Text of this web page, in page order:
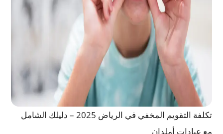
تكلفة التقويم المخفي في الرياض 2025 – دليلك الشامل
مع عيادات أملدان